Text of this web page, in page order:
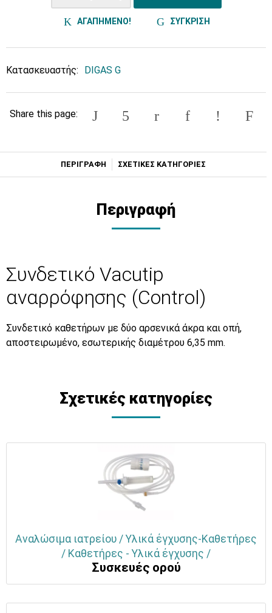
ΑΓΑΠΗΜΕΝΟ! ΣΥΓΚΡΙΣΗ
Κατασκευαστής: DIGAS G
Share this page:
ΠΕΡΙΓΡΑΦΗ ΣΧΕΤΙΚΕΣ ΚΑΤΗΓΟΡΙΕΣ
Περιγραφή
Συνδετικό Vacutip
αναρρόφησης (Control)
Συνδετικό καθετήρων με δύο αρσενικά άκρα και οπή,
αποστειρωμένο, εσωτερικής διαμέτρου 6,35 mm.
Σχετικές κατηγορίες
Αναλώσιμα ιατρείου / Υλικά έγχυσης-Καθετήρες
/ Καθετήρες - Υλικά έγχυσης /
Συσκευές ορού